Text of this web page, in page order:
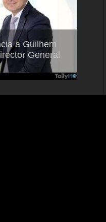
a Guilhem
General